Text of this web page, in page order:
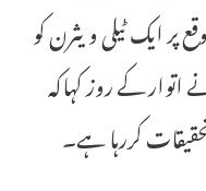
پر ایک ٹیلی ویثرن کو
اتوار کے روز کہاکہ
کررہا ہے۔